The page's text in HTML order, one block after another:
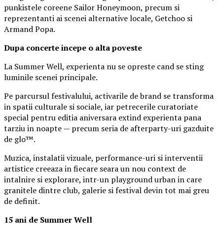
punkistele coreene Sailor Honeymoon, precum si
reprezentanti ai scenei alternative locale, Getchoo si
Armand Popa.
Dupa concerte incepe o alta poveste
La Summer Well, experienta nu se opreste cand se sting
luminile scenei principale.
Pe parcursul festivalului, activarile de brand se transforma
in spatii culturale si sociale, iar petrecerile curatoriate
special pentru editia aniversara extind experienta pana
tarziu in noapte — precum seria de afterparty-uri gazduite
de glo™.
Muzica, instalatii vizuale, performance-uri si interventii
artistice creeaza in fiecare seara un nou context de
intalnire si explorare, intr-un playground urban in care
granitele dintre club, galerie si festival devin tot mai greu
de definit.
15 ani de Summer Well